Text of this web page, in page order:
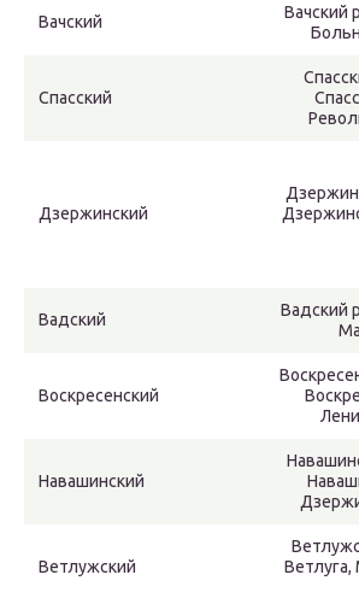
Вачский
Вачский
Спасский
Дзержинский
Вадский
Вадский
Воскресенский
Навашинский
Ветлужский
Ветлуга,